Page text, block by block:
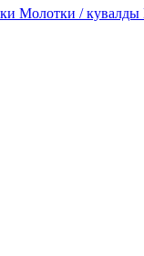
Молотки / кувалды